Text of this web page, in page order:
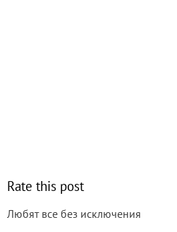
Rate this post
Любят все без исключения